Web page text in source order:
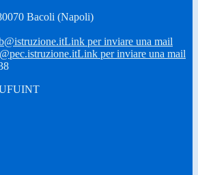
Bacoli (Napoli)
Link per inviare una mail
Link per inviare una mail